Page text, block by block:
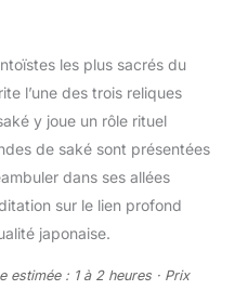
les plus sacrés du
l’une des trois reliques
y joue un rôle rituel
de saké sont présentées
dans ses allées
sur le lien profond
japonaise.
estimée : 1 à 2 heures · Prix